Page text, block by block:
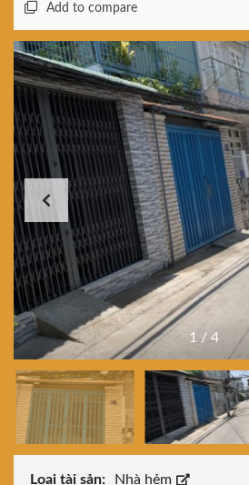
Add to compare
1 / 4
Loại tài sản:
Nhà hẻm